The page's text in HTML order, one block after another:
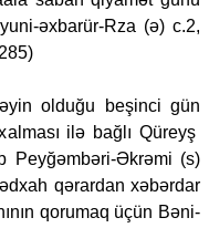
əxbarür-Rza (ə) c.2,
olduğu beşinci gün
ilə bağlı Qüreyş
Peyğəmbəri-Əkrəmi (s)
qərardan xəbərdar
qorumaq üçün Bəni-